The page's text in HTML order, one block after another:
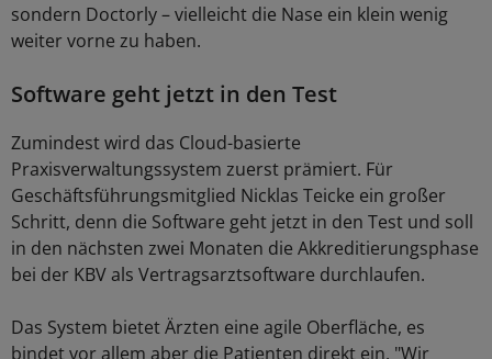
sondern Doctorly – vielleicht die Nase ein klein wenig
weiter vorne zu haben.
Software geht jetzt in den Test
Zumindest wird das Cloud-basierte
Praxisverwaltungssystem zuerst prämiert. Für
Geschäftsführungsmitglied Nicklas Teicke ein großer
Schritt, denn die Software geht jetzt in den Test und soll
in den nächsten zwei Monaten die Akkreditierungsphase
bei der KBV als Vertragsarztsoftware durchlaufen.
Das System bietet Ärzten eine agile Oberfläche, es
bindet vor allem aber die Patienten direkt ein. "Wir